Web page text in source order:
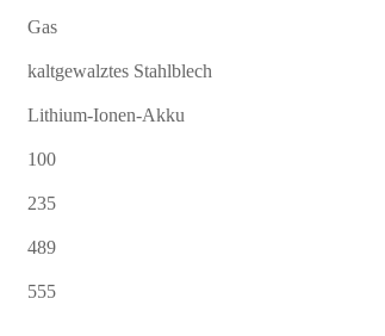
Gas
kaltgewalztes Stahlblech
Lithium-Ionen-Akku
100
235
489
555